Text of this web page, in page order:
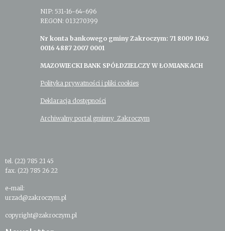
NIP: 531-16-64-696
REGON: 013270399
Nr konta bankowego gminy Zakroczym: 71 8009 1062
0016 4887 2007 0001
MAZOWIECKI BANK SPÓŁDZIELCZY W ŁOMIANKACH
Polityka prywatności i pliki cookies
Deklaracja dostępności
Archiwalny portal gminny Zakroczym
tel. (22) 785 21 45
fax. (22) 785 26 22
e-mail:
urzad@zakroczym.pl
copyright@zakroczym.pl